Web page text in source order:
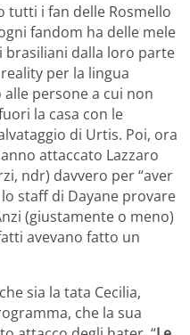
tutti i fan delle Rosmello
fandom ha delle mele
brasiliani dalla loro parte
per la lingua
persone a cui non
la casa con le
di Urtis. Poi, ora
attaccato Lazzaro
ndr) davvero per “aver
staff di Dayane provare
(giustamente o meno)
avevano fatto un
sia la tata Cecilia,
che la sua